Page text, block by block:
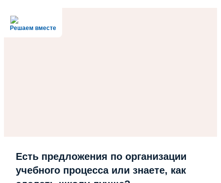
Решаем вместе
Есть предложения по организации
учебного процесса или знаете, как